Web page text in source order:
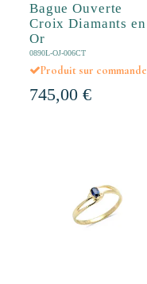
Bague Ouverte
Croix Diamants en
Or
0890L-OJ-006CT
Produit sur commande
745,00 €